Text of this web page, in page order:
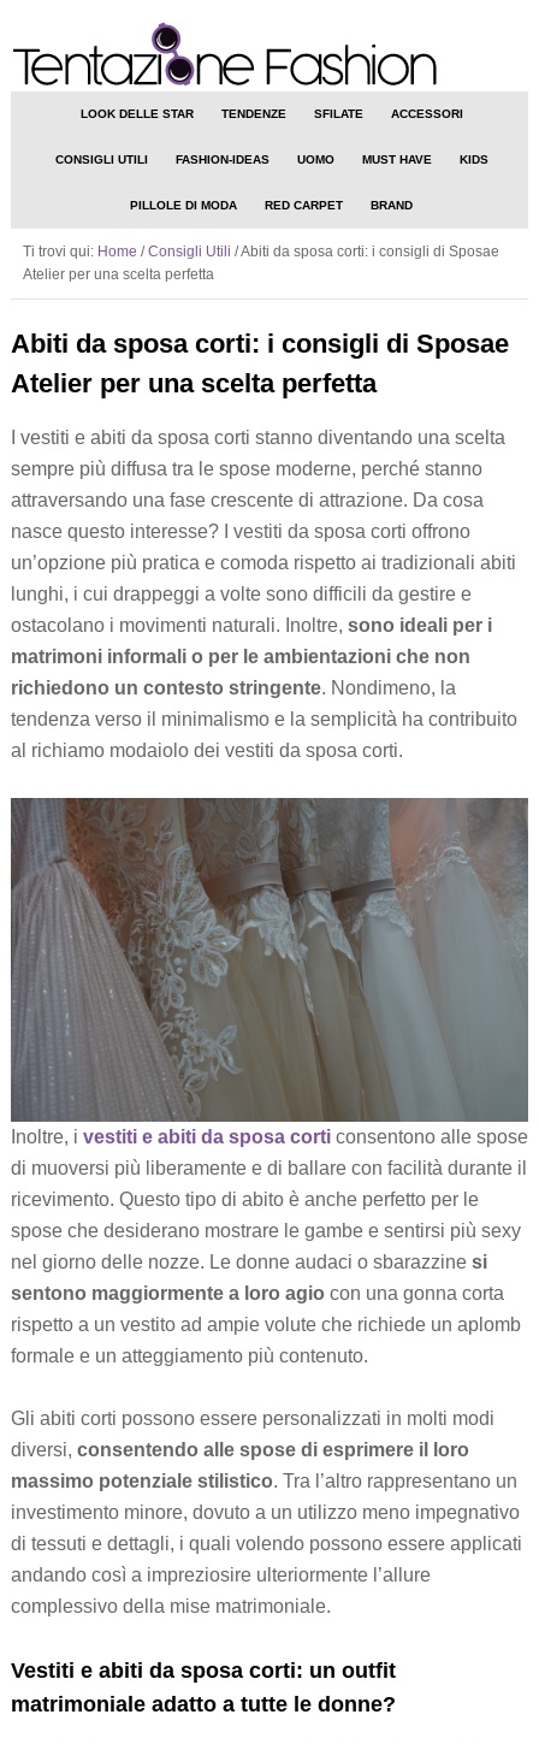
LOOK DELLE STAR TENDENZE SFILATE ACCESSORI
CONSIGLI UTILI FASHION-IDEAS UOMO MUST HAVE KIDS
PILLOLE DI MODA RED CARPET BRAND
Ti trovi qui: Home / Consigli Utili /Abiti da sposa corti: i consigli di Sposae
Atelier per una scelta perfetta
Abiti da sposa corti: i consigli di Sposae
Atelier per una scelta perfetta
I vestiti e abiti da sposa corti stanno diventando una scelta
sempre più diffusa tra le spose moderne, perché stanno
attraversando una fase crescente di attrazione. Da cosa
nasce questo interesse? I vestiti da sposa corti offrono
un’opzione più pratica e comoda rispetto ai tradizionali abiti
lunghi, i cui drappeggi a volte sono difficili da gestire e
ostacolano i movimenti naturali. Inoltre, sono ideali per i
matrimoni informali o per le ambientazioni che non
richiedono un contesto stringente. Nondimeno, la
tendenza verso il minimalismo e la semplicità ha contribuito
al richiamo modaiolo dei vestiti da sposa corti.
Inoltre, i vestiti e abiti da sposa corticonsentono alle spose
di muoversi più liberamente e di ballare con facilità durante il
ricevimento. Questo tipo di abito è anche perfetto per le
spose che desiderano mostrare le gambe e sentirsi più sexy
nel giorno delle nozze. Le donne audaci o sbarazzine si
sentono maggiormente a loro agio con una gonna corta
rispetto a un vestito ad ampie volute che richiede un aplomb
formale e un atteggiamento più contenuto.
Gli abiti corti possono essere personalizzati in molti modi
diversi, consentendo alle spose di esprimere il loro
massimo potenziale stilistico. Tra l’altro rappresentano un
investimento minore, dovuto a un utilizzo meno impegnativo
di tessuti e dettagli, i quali volendo possono essere applicati
andando così a impreziosire ulteriormente l’allure
complessivo della mise matrimoniale.
Vestiti e abiti da sposa corti: un outfit
matrimoniale adatto a tutte le donne?